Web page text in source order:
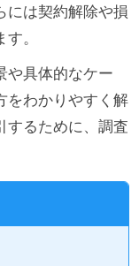
には契約解除や損
。
や具体的なケー
をわかりやすく解
するために、調査